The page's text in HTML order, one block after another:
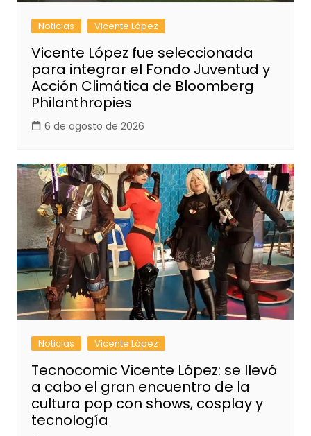
Noticias Vicente López
Vicente López fue seleccionada
para integrar el Fondo Juventud y
Acción Climática de Bloomberg
Philanthropies
6 de agosto de 2026
Noticias Vicente López
Tecnocomic Vicente López: se llevó
a cabo el gran encuentro de la
cultura pop con shows, cosplay y
tecnología